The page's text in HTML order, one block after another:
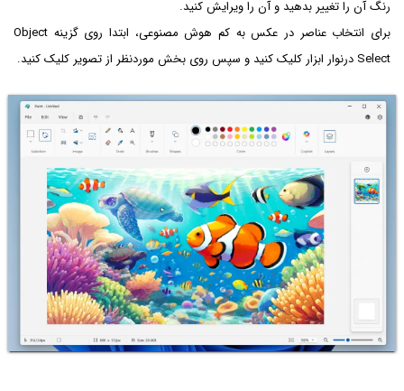
رنگ آن را تغییر بدهید و آن را ویرایش کنید.
برای انتخاب عناصر در عکس به کم هوش مصنوعی، ابتدا روی گزینه Object
Select درنوار ابزار کلیک کنید و سپس روی بخش موردنظر از تصویر کلیک کنید.